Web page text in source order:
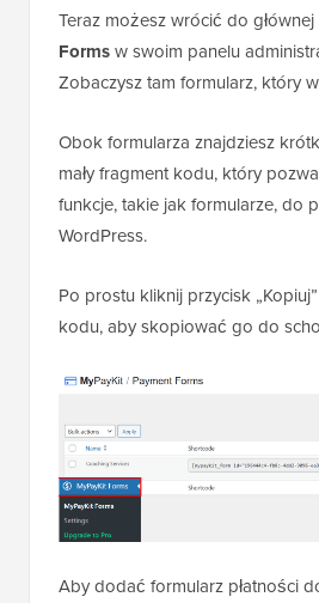
Teraz możesz wrócić do
Formsw swoim panelu
Zobaczysz tam formularz, który
Obok formularza znajdziesz
mały fragment kodu, który
funkcje, takie jak formularze, do
WordPress.
Po prostu kliknij przycisk
kodu, aby skopiować go do
Aby dodać formularz płatności